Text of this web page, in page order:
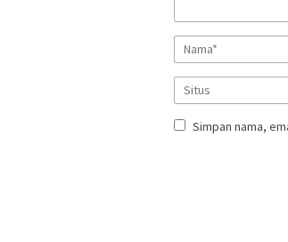
Simpan nama,